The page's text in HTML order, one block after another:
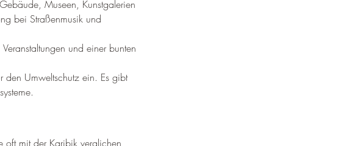
Museen, Kunstgalerien
bei Straßenmusik und
und einer bunten
den Umweltschutz ein. Es gibt
oft mit der Karibik verglichen